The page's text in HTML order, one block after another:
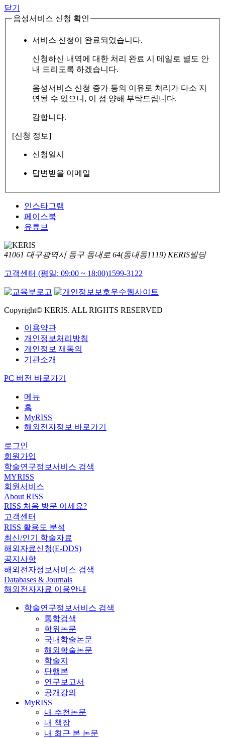
닫기
음성서비스 신청 확인
서비스 신청이 완료되었습니다.
신청하신 내역에 대한 처리 완료 시 메일로 별도 안
내 드리도록 하겠습니다.
음성서비스 신청 증가 등의 이유로 처리가 다소 지
연될 수 있으니, 이 점 양해 부탁드립니다.
감합니다.
[신청 정보]
신청일시
답변받을 이메일
인스타그램
페이스북
유튜브
41061 대구광역시 동구 동내로 64(동내동1119) KERIS빌딩
고객센터 (평일: 09:00 ~ 18:00)1599-3122
Copyright© KERIS. ALL RIGHTS RESERVED
이용약관
개인정보처리방침
개인정보 재동의
기관소개
PC 버전 바로가기
메뉴
홈
MyRISS
해외전자정보 바로가기
로그인
회원가입
학술연구정보서비스 검색
MYRISS
회원서비스
About RISS
RISS 처음 방문 이세요?
고객센터
RISS 활용도 분석
최신/인기 학술자료
해외자료신청(E-DDS)
공지사항
해외전자정보서비스 검색
Databases & Journals
해외전자자료 이용안내
학술연구정보서비스 검색
통합검색
학위논문
국내학술논문
해외학술논문
학술지
단행본
연구보고서
공개강의
MyRISS
내 추천논문
내 책장
내 최근 본 논문